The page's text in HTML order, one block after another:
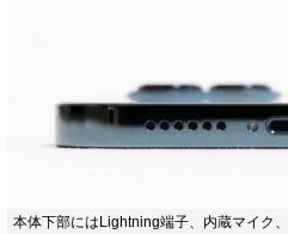
本体下部にはLightning端子、内蔵マイク